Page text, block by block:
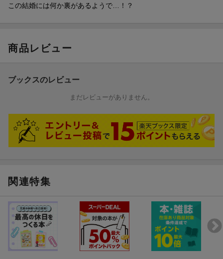
この結婚には何か裏があるようで…！？
商品レビュー
ブックスのレビュー
まだレビューがありません。
関連特集